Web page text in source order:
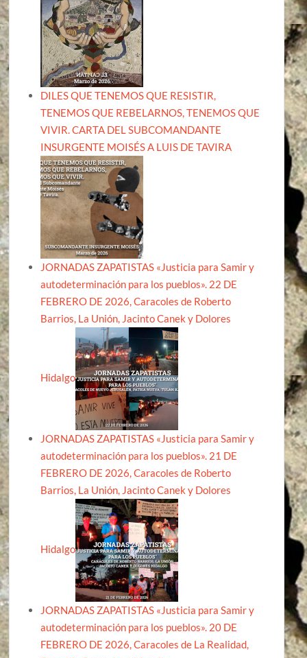
DILES QUE TENEMOS QUE RESISTIR,
TENEMOS QUE REBELARNOS, TENEMOS QUE
VIVIR. CARTA DEL SUBCOMANDANTE
INSURGENTE MOISÉS A LUIS DE TAVIRA
JORNADAS ZAPATISTAS «Justicia para Samir y
autodeterminación para los pueblos». 22 DE
FEBRERO DE 2026, Caracoles de Roberto
Barrios, La Unión, Jacinto Canek y Dolores
Hidalgo
JORNADAS ZAPATISTAS «Justicia para Samir y
autodeterminación para los pueblos». 21 DE
FEBRERO DE 2026, Caracoles de Roberto
Barrios, La Unión, Jacinto Canek y Dolores
Hidalgo
JORNADAS ZAPATISTAS «Justicia para Samir y
autodeterminación para los pueblos». 20 DE
FEBRERO DE 2026, Caracoles de La Realidad,